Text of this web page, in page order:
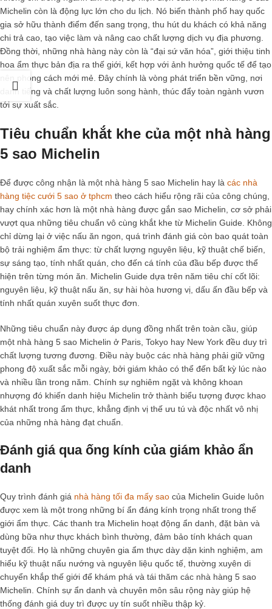
Michelin còn là động lực lớn cho du lịch. Nó biến thành phố hay quốc
gia sở hữu thành điểm đến sang trọng, thu hút du khách có khả năng
chi trả cao, tạo việc làm và nâng cao chất lượng dịch vụ địa phương.
Đồng thời, những nhà hàng này còn là “đại sứ văn hóa”, giới thiệu tinh
hoa ẩm thực bản địa ra thế giới, kết hợp với ảnh hưởng quốc tế để tạo
nên phong cách mới mẻ. Đây chính là vòng phát triển bền vững, nơi
danh tiếng và chất lượng luôn song hành, thúc đẩy toàn ngành vươn
tới sự xuất sắc.
Tiêu chuẩn khắt khe của một nhà hàng
5 sao Michelin
Để được công nhận là một nhà hàng 5 sao Michelin hay là các nhà
hàng tiệc cưới 5 sao ở tphcm theo cách hiểu rộng rãi của công chúng,
hay chính xác hơn là một nhà hàng được gắn sao Michelin, cơ sở phải
vượt qua những tiêu chuẩn vô cùng khắt khe từ Michelin Guide. Không
chỉ dừng lại ở việc nấu ăn ngon, quá trình đánh giá còn bao quát toàn
bộ trải nghiệm ẩm thực: từ chất lượng nguyên liệu, kỹ thuật chế biến,
sự sáng tạo, tính nhất quán, cho đến cá tính của đầu bếp được thể
hiện trên từng món ăn. Michelin Guide dựa trên năm tiêu chí cốt lõi:
nguyên liệu, kỹ thuật nấu ăn, sự hài hòa hương vị, dấu ấn đầu bếp và
tính nhất quán xuyên suốt thực đơn.
Những tiêu chuẩn này được áp dụng đồng nhất trên toàn cầu, giúp
một nhà hàng 5 sao Michelin ở Paris, Tokyo hay New York đều duy trì
chất lượng tương đương. Điều này buộc các nhà hàng phải giữ vững
phong độ xuất sắc mỗi ngày, bởi giám khảo có thể đến bất kỳ lúc nào
và nhiều lần trong năm. Chính sự nghiêm ngặt và không khoan
nhượng đó khiến danh hiệu Michelin trở thành biểu tượng được khao
khát nhất trong ẩm thực, khẳng định vị thế ưu tú và độc nhất vô nhị
của những nhà hàng đạt chuẩn.
Đánh giá qua ống kính của giám khảo ẩn
danh
Quy trình đánh giá nhà hàng tối đa mấy sao của Michelin Guide luôn
được xem là một trong những bí ẩn đáng kính trọng nhất trong thế
giới ẩm thực. Các thanh tra Michelin hoạt động ẩn danh, đặt bàn và
dùng bữa như thực khách bình thường, đảm bảo tính khách quan
tuyệt đối. Họ là những chuyên gia ẩm thực dày dặn kinh nghiệm, am
hiểu kỹ thuật nấu nướng và nguyên liệu quốc tế, thường xuyên di
chuyển khắp thế giới để khám phá và tái thăm các nhà hàng 5 sao
Michelin . Chính sự ẩn danh và chuyên môn sâu rộng này giúp hệ
thống đánh giá duy trì được uy tín suốt nhiều thập kỷ.